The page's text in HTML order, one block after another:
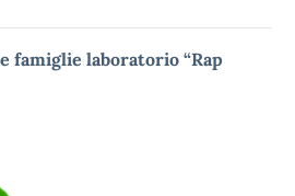
famiglie laboratorio “Rap